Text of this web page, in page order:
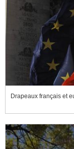
Drapeaux français et